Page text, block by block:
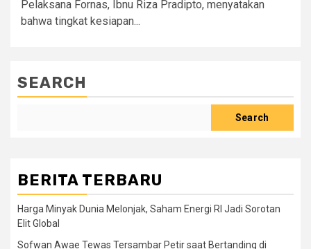
Pelaksana Fornas, Ibnu Riza Pradipto, menyatakan
bahwa tingkat kesiapan...
SEARCH
Search
BERITA TERBARU
Harga Minyak Dunia Melonjak, Saham Energi RI Jadi Sorotan
Elit Global
Sofwan Awae Tewas Tersambar Petir saat Bertanding di